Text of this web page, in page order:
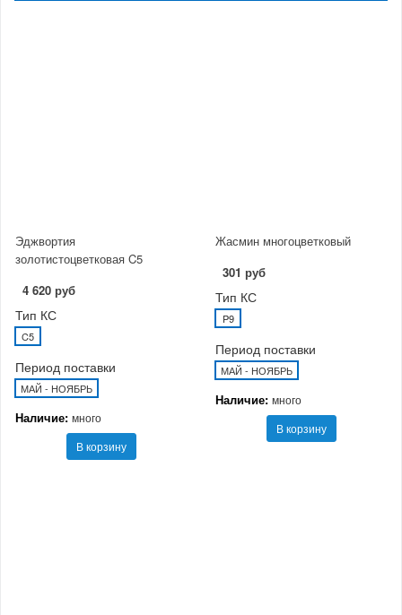
Эджвортия
золотистоцветковая C5
4 620 руб
Тип КС
C5
Период поставки
МАЙ - НОЯБРЬ
Наличие: много
В корзину
Жасмин многоцветковый
301 руб
Тип КС
P9
Период поставки
МАЙ - НОЯБРЬ
Наличие: много
В корзину